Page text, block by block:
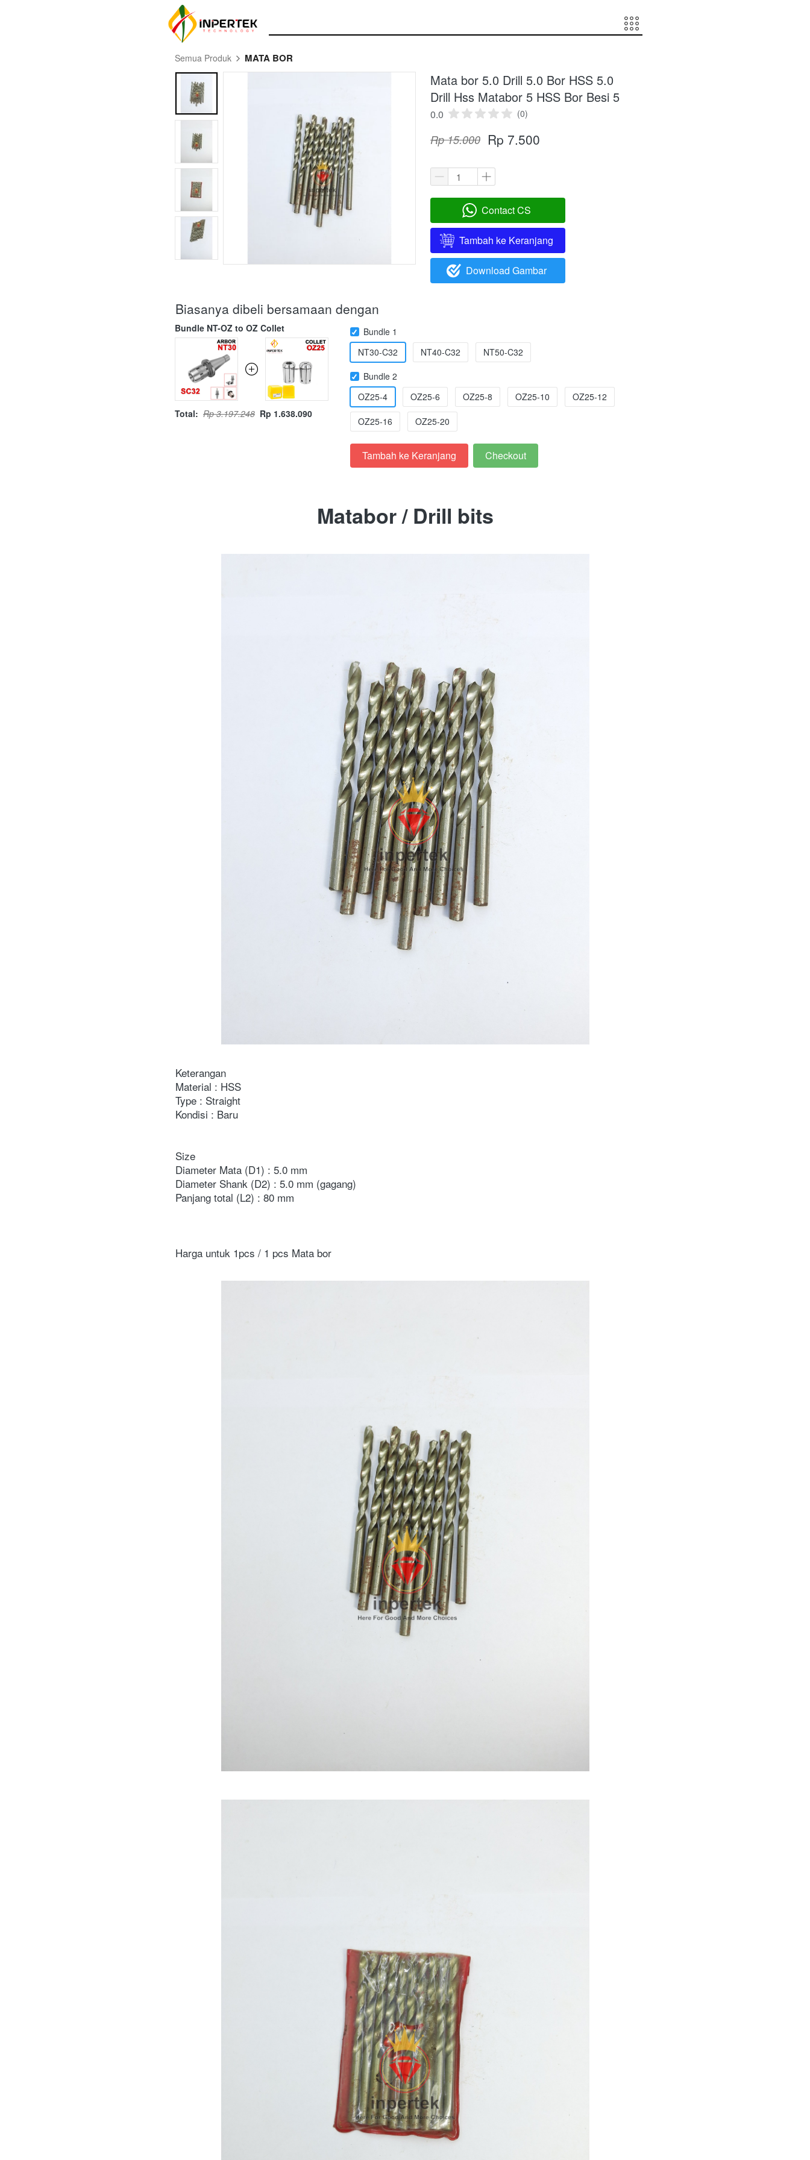
Semua Produk MATA BOR
Mata bor 5.0 Drill 5.0 Bor HSS 5.0
Drill Hss Matabor 5 HSS Bor Besi 5
0.0 (0)
Rp 15.000 Rp 7.500
` Contact CS
` Tambah ke Keranjang
` Download Gambar
Biasanya dibeli bersamaan dengan
Bundle NT-OZ to OZ Collet
Total: Rp 3.197.248 Rp 1.638.090
Bundle 1
NT30-C32
NT40-C32
NT50-C32
Bundle 2
OZ25-4
OZ25-6 OZ25-8 OZ25-10 OZ25-12
OZ25-16 OZ25-20
`
Tambah ke Keranjang `
Checkout
Matabor / Drill bits
Keterangan
Material : HSS
Type : Straight
Kondisi : Baru
Size
Diameter Mata (D1) : 5.0 mm
Diameter Shank (D2) : 5.0 mm (gagang)
Panjang total (L2) : 80 mm
Harga untuk 1pcs / 1 pcs Mata bor